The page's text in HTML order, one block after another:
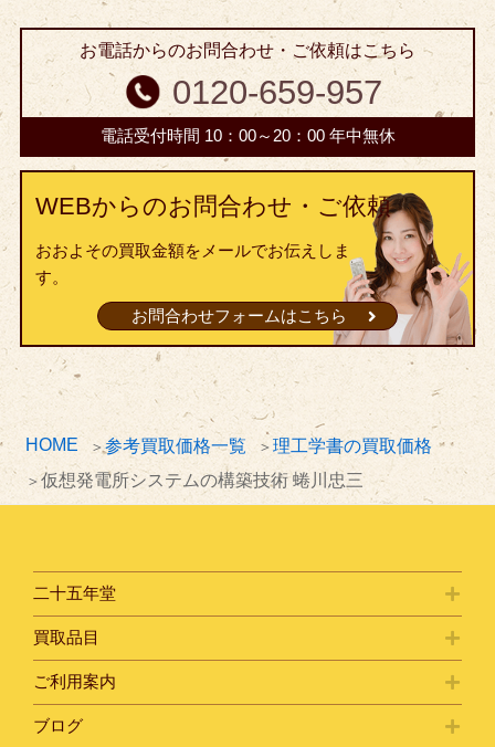
HOME 参考買取価格一覧
理工学書の買取価格
仮想発電所システムの構築技術 蜷川忠三
お電話からのお問合わせ・ご依頼はこちら
0120-659-957
電話受付時間 10：00～20：00 年中無休
WEBからのお問合わせ・ご依頼
おおよその買取金額をメールでお伝えしま
す。
お問合わせフォームはこちら
二十五年堂
買取品目
ご利用案内
ブログ